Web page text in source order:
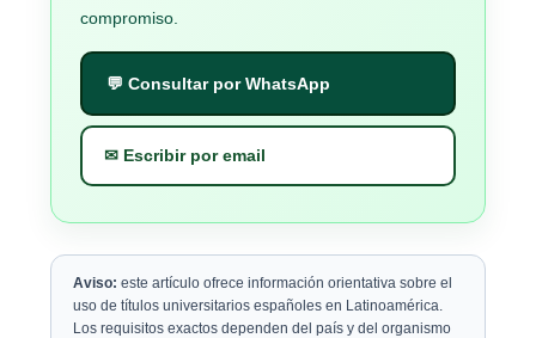
compromiso.
💬 Consultar por WhatsApp
✉ Escribir por email
Aviso: este artículo ofrece información orientativa sobre el
uso de títulos universitarios españoles en Latinoamérica.
Los requisitos exactos dependen del país y del organismo